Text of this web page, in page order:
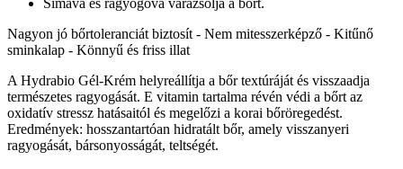
Simává és ragyogóvá varázsolja a bőrt.
Nagyon jó bőrtoleranciát biztosít - Nem mitesszerképző - Kitűnő
sminkalap - Könnyű és friss illat
A Hydrabio Gél-Krém helyreállítja a bőr textúráját és visszaadja
természetes ragyogását. E vitamin tartalma révén védi a bőrt az
oxidatív stressz hatásaitól és megelőzi a korai bőröregedést.
Eredmények: hosszantartóan hidratált bőr, amely visszanyeri
ragyogását, bársonyosságát, teltségét.